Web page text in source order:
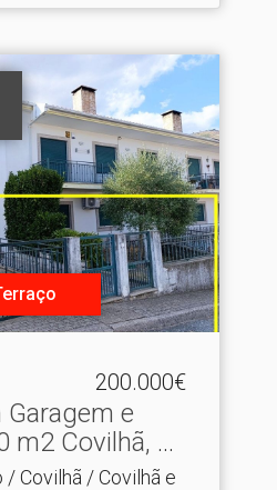
200.000€
e
m2 Covilhã, S.​
/ Covilhã / Covilhã e